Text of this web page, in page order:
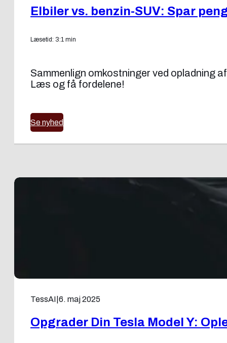
Elbiler vs. benzin-SUV: Spar
Læsetid: 3:1 min
Sammenlign omkostninger ved opladning
Læs og få fordelene!
Se nyhed
TessAI 6. maj 2025
Opgrader Din Tesla Model Y: